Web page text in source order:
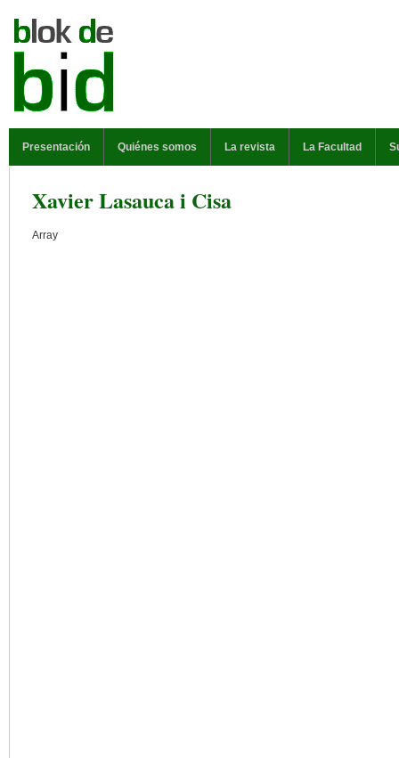
Presentación Quiénes somos La revista La Facultad
Xavier Lasauca i Cisa
Array